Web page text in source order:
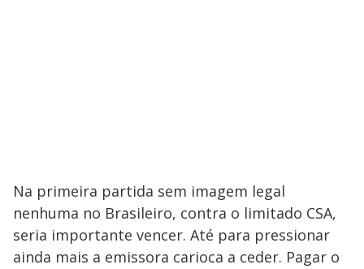
Na primeira partida sem imagem legal
nenhuma no Brasileiro, contra o limitado CSA,
seria importante vencer. Até para pressionar
ainda mais a emissora carioca a ceder. Pagar o